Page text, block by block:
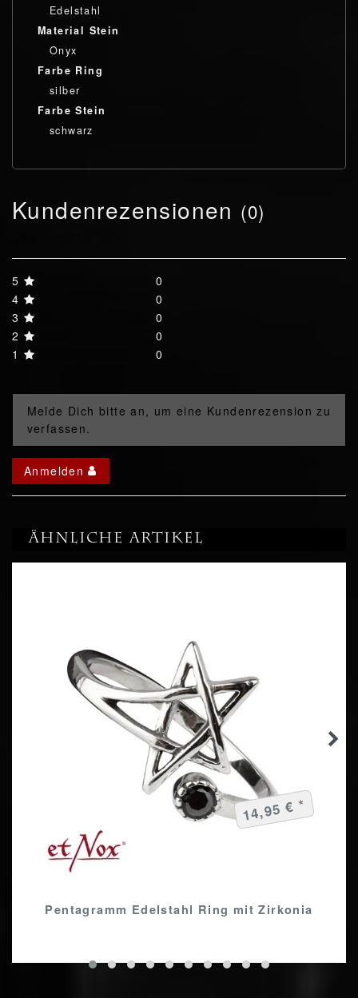
Edelstahl
Material Stein
Onyx
Farbe Ring
silber
Farbe Stein
schwarz
Kundenrezensionen (0)
5
0
4
0
3
0
2
0
1
0
Melde Dich bitte an, um eine Kundenrezension zu
verfassen.
Anmelden
Ähnliche Artikel
Pentagramm Edelstahl Ring mit Zirkonia
14,95 € *